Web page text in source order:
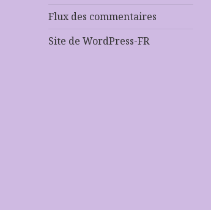
Flux des commentaires
Site de WordPress-FR